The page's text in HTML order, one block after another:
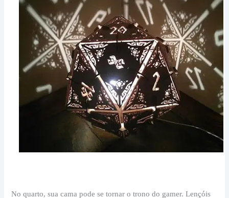
No quarto, sua cama pode se tornar o trono do gamer. Lençóis